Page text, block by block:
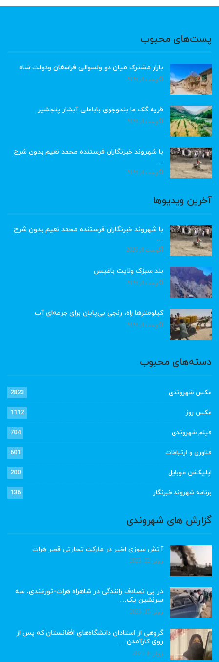
پست‌های محبوب
بازار مشترک میان دو ولسوالی فراشغان ودولت شاه
آگوست 8, 2026
قریه گک ما بندوجوی باباعلی آبشار پنجشیر
آگوست 8, 2026
با شهروند خبرنگاران فرستنده محمد نعیم بدون شرح
…
آگوست 8, 2026
آخرین ویدیوها
با شهروند خبرنگاران فرستنده محمد نعیم بدون شرح
…
آگوست 8, 2026
بند سبزک ولایت باغیس
آگوست 8, 2026
کیلومترها راه، رنجی بی‌پایان برای جرعه‌ای آب
آگوست 8, 2026
دسته‌های محبوب
عکس شهروندی 2823
عکس روز 1112
فیلم شهروندی 704
فناوری و ارتباطات 601
اپلیکشن موبایل 200
برنامه شهروند خبرنگار 136
گزارش های شهروندی
آتش سوزی اخیر در مارکت تجارتی قصر هرات
ژوئن 22, 2023
در پی تصادف رانندگی در شاهراه هرات-تورغندی، سه
سرنشین یک…
ژوئن 15, 2023
گروهی از استادان دانشگاه‌های افغانستان که پس از
روی کارآمدن…
ژوئن 6, 2023